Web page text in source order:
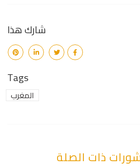
شارك هذا
Tags
المغرب
ذات الصلة